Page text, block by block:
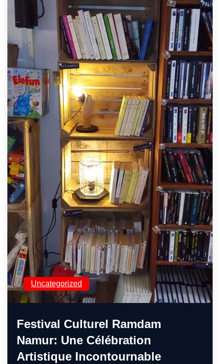
Uncategorized
Festival Culturel Ramdam
Namur: Une Célébration
Artistique Incontournable